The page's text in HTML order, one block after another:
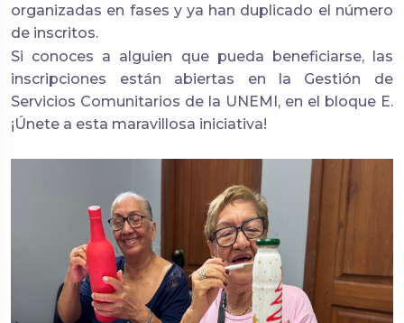
organizadas en fases y ya han duplicado el número
de inscritos.
Si conoces a alguien que pueda beneficiarse, las
inscripciones están abiertas en la Gestión de
Servicios Comunitarios de la UNEMI, en el bloque E.
¡Únete a esta maravillosa iniciativa!